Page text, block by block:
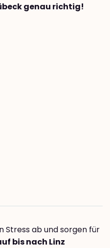
genau richtig!
Stress ab und sorgen für
bis nach Linz